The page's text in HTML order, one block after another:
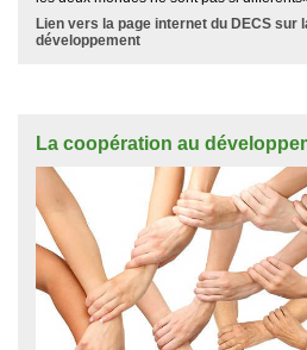
Lien vers la page internet du DECS sur
développement
La coopération au